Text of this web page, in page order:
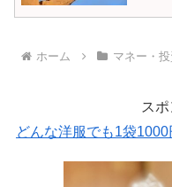
ホーム マネー・
ス
どんな洋服でも1袋1000